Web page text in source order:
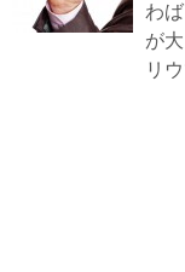
わ
が
リ